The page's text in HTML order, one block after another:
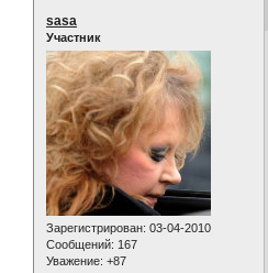
sasa
Участник
Зарегистрирован: 03-04-2010
Сообщений: 167
Уважение: +87